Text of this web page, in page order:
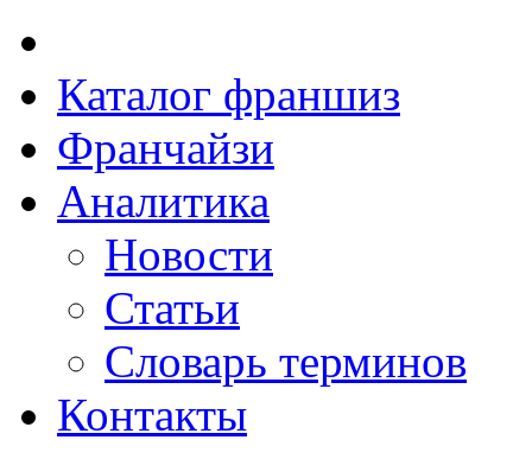
Каталог франшиз
Франчайзи
Аналитика
Новости
Статьи
Словарь терминов
Контакты